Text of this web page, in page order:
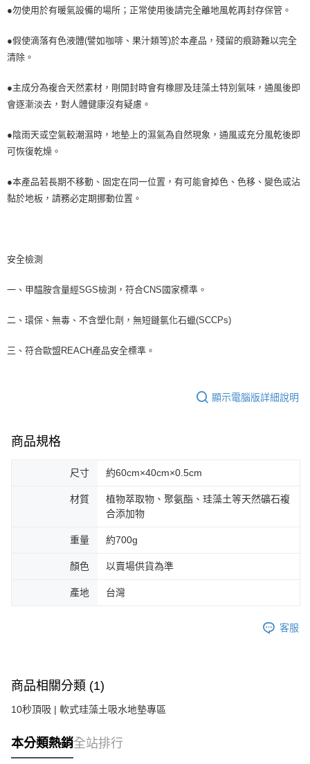
●勿使用於有暖氣設備的場所；正常使用後請完全離地風乾再封存保管。
●假使滴落有色液體(譬如咖啡、果汁類等)於本產品，殘留的痕跡難以完全
清除。
●主成分為複合天然素材，剛開封時會有橡膠及珪藻土特別氣味，通風後即
會逐漸淡去，對人體健康沒有疑慮。
●陰雨天或空氣較潮濕時，地墊上的濕氣為自然現象，通風或充分風乾後即
可恢復乾燥。
●本產品若長期不移動、固定在同一位置，有可能會掉色、色移、變色或沾
黏於地板，請務必定期挪動位置。
安全檢測
一、甲醯胺含量經SGS檢測，符合CNS國家標準。
二、環保、無毒、不含塑化劑，無短鏈氯化石蠟(SCCPs)
三、符合歐盟REACH產品安全標準。
顯示電腦版詳細說明
商品規格
尺寸 約60cm×40cm×0.5cm
材質
植物萃取物、聚氨酯、珪藻土等天然礦石複
合添加物
重量 約700g
顏色 以賣場供貨為準
產地 台灣
客服
商品相關分類 (1)
10秒頂吸 | 軟式珪藻土吸水地墊專區
本分類熱銷全站排行